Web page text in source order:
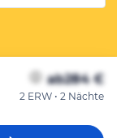
ab284 €
2 ERW • 2 Nächte